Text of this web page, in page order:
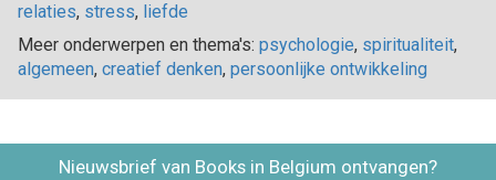
relaties, stress, liefde
Meer onderwerpen en thema's: psychologie, spiritualiteit,
algemeen, creatief denken, persoonlijke ontwikkeling
Nieuwsbrief van Books in Belgium ontvangen?